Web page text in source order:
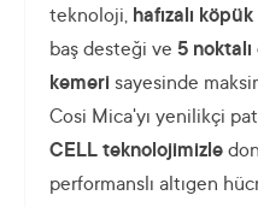
teknoloji, hafızalı
baş desteği ve 5
kemeri sayesinde
Cosi Mica'yı yenilikçi
CELL teknolojimizle
performanslı altıgen